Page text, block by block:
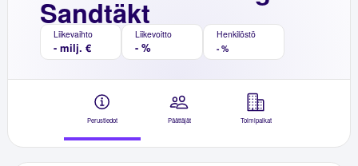
Sandtäkt
Liikevaihto
- milj. €
Liikevoitto
- %
Henkilöstö
- %
Perustiedot Päättäjät Toimipaikat